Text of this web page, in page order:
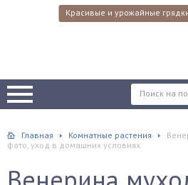
Красивые и урожайные
Главная Комнатные растения
фото, уход в домашних условиях